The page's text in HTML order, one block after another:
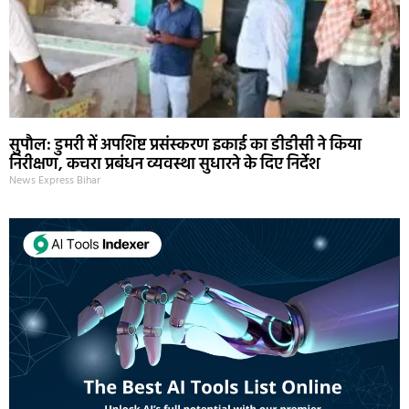
सुपौल: डुमरी में अपशिष्ट प्रसंस्करण इकाई का डीडीसी ने किया
निरीक्षण, कचरा प्रबंधन व्यवस्था सुधारने के दिए निर्देश
News Express Bihar